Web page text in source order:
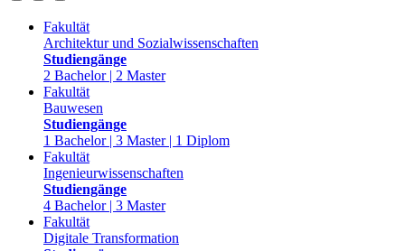
Fakultät
Architektur und Sozialwissenschaften
Studiengänge
2 Bachelor | 2 Master
Fakultät
Bauwesen
Studiengänge
1 Bachelor | 3 Master | 1 Diplom
Fakultät
Ingenieurwissenschaften
Studiengänge
4 Bachelor | 3 Master
Fakultät
Digitale Transformation